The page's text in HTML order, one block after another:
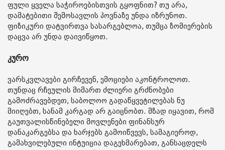
ფული ყველა საჭიროებისთვის გყოფნით? თუ არა,
დამატებითი შემოსავლის პოვნაზე უნდა იზრუნოთ.
ფიზიკური დატვირთვა სასარგებლოა, თუმცა ზომიერების
დაცვა არ უნდა დაივიწყოთ.
კურო
ვარსკვლავები გირჩევენ, ემოციები აკონტროლოთ.
თუნდაც რჩეულის მიმართ ძლიერი გრძნობები
გამოძრავებდეთ, საბოლოო გადაწყვეტილებას ნუ
მიიღებთ, სანამ კარგად არ გაიცნობთ. მზად იყავით, რომ
გაუთვალისწინებელი მოვლენები ფინანსურ
დანაკარგებსა და ხარჯებს გამოიწვევს, სამაგიეროდ,
გამახვილებული ინტუიცია დაგეხმარებათ, განსაცდელს